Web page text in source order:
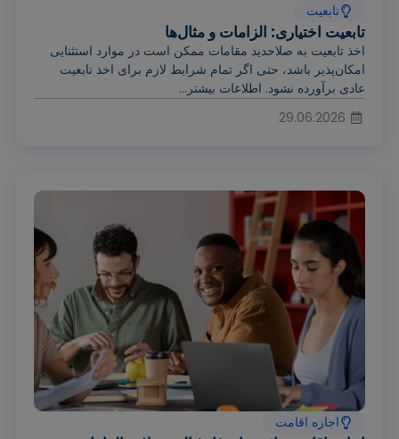
تابعیت
تابعیت اختیاری: الزامات و مثال‌ها
اخذ تابعیت به صلاحدید مقامات ممکن است در موارد استثنایی
امکان‌پذیر باشد، حتی اگر تمام شرایط لازم برای اخذ تابعیت
عادی برآورده نشود. اطلاعات بیشتر...
29.06.2026
اجازه اقامت